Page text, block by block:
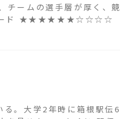
チームの選手層が厚く、競
ピード ★★★★★★☆☆☆☆
。大学2年時に箱根駅伝6